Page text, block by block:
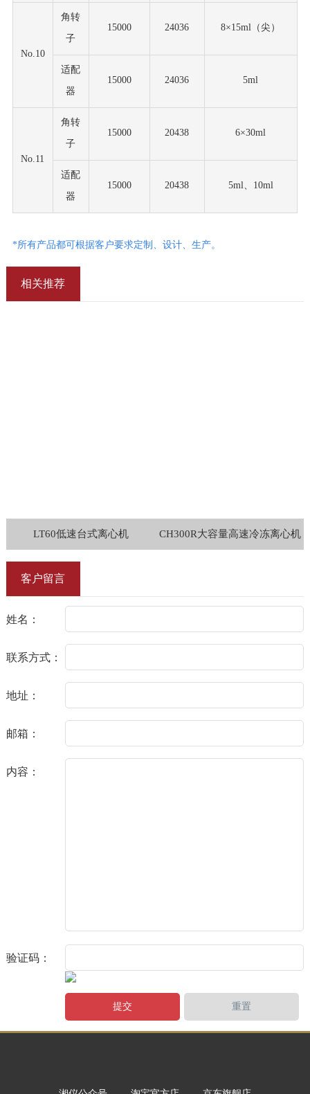
No.10
角转
子
15000 24036 8×15ml（尖）
适配
器
15000 24036 5ml
No.11
角转
子
15000 20438 6×30ml
适配
器
15000 20438 5ml、10ml
*所有产品都可根据客户要求定制、设计、生产。
相关推荐
CH300R大容量高速冷冻离心机 大容量高速离心机CH210
客户留言
姓名：
联系方式：
地址：
邮箱：
内容：
验证码：